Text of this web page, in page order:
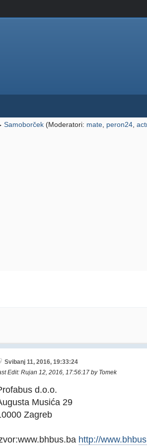
Samoborček (Moderatori: mate peron24
Svibanj 11, 2016, 19:33:24
Edit: Rujan 12, 2016, 17:56:17 by Tomek
d.o.o.
Musića 29
Zagreb
http://